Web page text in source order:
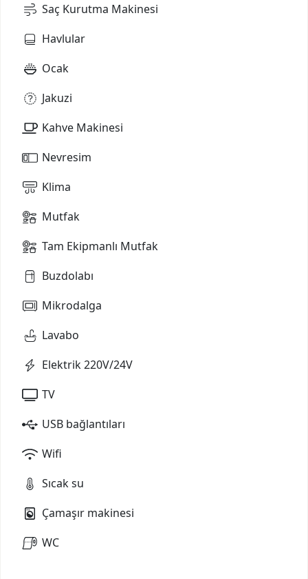
Saç Kurutma Makinesi
Havlular
Ocak
Jakuzi
Kahve Makinesi
Nevresim
Klima
Mutfak
Tam Ekipmanlı Mutfak
Buzdolabı
Mikrodalga
Lavabo
Elektrik 220V/24V
TV
USB bağlantıları
Wifi
Sıcak su
Çamaşır makinesi
WC